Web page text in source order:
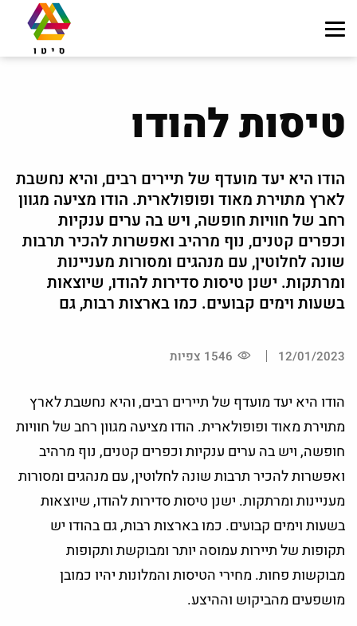
טיסות להודו
הודו היא יעד מועדף של תיירים רבים, והיא נחשבת
לארץ מתוירת מאוד ופופולארית. הודו מציעה מגוון
רחב של חוויות חופשה, ויש בה ערים ענקיות
וכפרים קטנים, נוף מרהיב ואפשרות להכיר תרבות
שונה לחלוטין, עם מנהגים ומסורות מעניינות
ומרתקות. ישנן טיסות סדירות להודו, שיוצאות
בשעות וימים קבועים. כמו בארצות רבות, גם
12/01/2023 1546 צפיות
הודו היא יעד מועדף של תיירים רבים, והיא נחשבת לארץ
מתוירת מאוד ופופולארית. הודו מציעה מגוון רחב של חוויות
חופשה, ויש בה ערים ענקיות וכפרים קטנים, נוף מרהיב
ואפשרות להכיר תרבות שונה לחלוטין, עם מנהגים ומסורות
מעניינות ומרתקות. ישנן טיסות סדירות להודו, שיוצאות
בשעות וימים קבועים. כמו בארצות רבות, גם בהודו יש
תקופות של תיירות עמוסה יותר ומבוקשת ותקופות
מבוקשות פחות. מחירי הטיסות והמלונות יהיו כמובן
מושפעים מהביקוש וההיצע.